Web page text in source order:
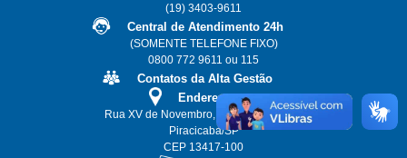
(19) 3403-9611
Central de Atendimento 24h
(SOMENTE TELEFONE FIXO)
0800 772 9611 ou 115
Contatos da Alta Gestão
Endereço
Rua XV de Novembro, 2200 - Bairro Alto
Piracicaba/SP
CEP 13417-100